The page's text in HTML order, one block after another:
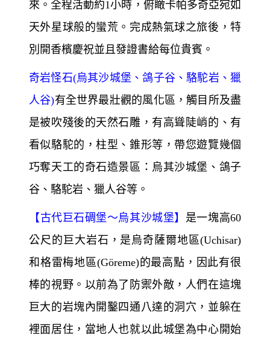
來。全程活動約1小時，俯瞰卡帕多奇亞宛如
天外星球般的蠻荒。完成熱氣球之旅後，特
別開香檳慶祝並且發證書給每位貴賓。
奇岩怪石(烏其沙城堡、鴿子谷、駱駝岩、獵
人谷)有全世界最壯觀的風化區，觸目所及盡
是被吹殘後的天然石雕，有高聳陡峭的、有
看似駱駝的，柱型、錐形等，帶您遊覽幾個
巧奪天工的奇石造景區：烏其沙城堡、鴿子
谷、駱駝岩、獵人谷等。
【 古代巨石碉堡～烏其沙城堡】 是一塊高60
公尺的巨大岩石，是烏奇薩爾地區(Uchisar)
和格雷梅地區(Göreme)的最高點，因此有很
棒的視野。以前為了防禦外敵，人們在這塊
巨大的岩塊內開鑿四通八達的洞穴，並躲在
裡面居住，當地人也就以此城堡為中心開始